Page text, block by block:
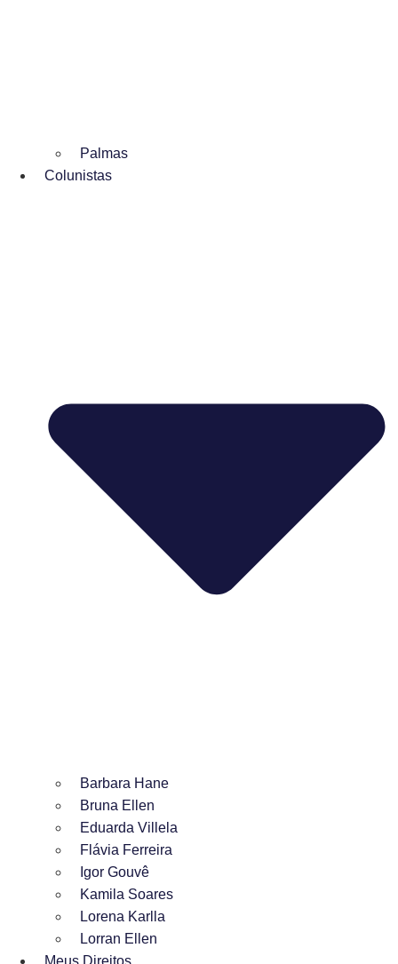
Palmas
Colunistas
Barbara Hane
Bruna Ellen
Eduarda Villela
Flávia Ferreira
Igor Gouvê
Kamila Soares
Lorena Karlla
Lorran Ellen